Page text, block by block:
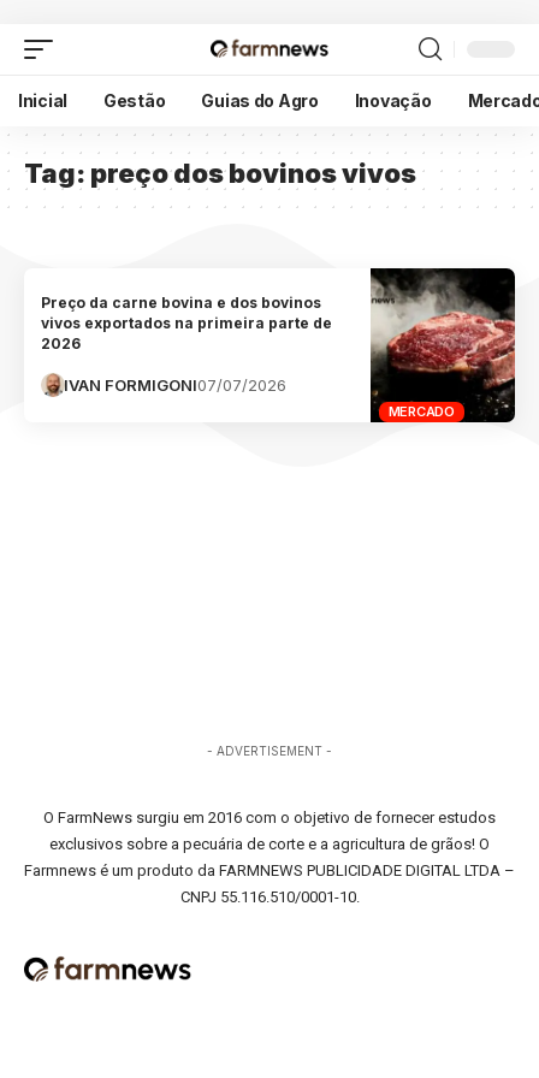
Inicial Gestão Guias do Agro Inovação
Tag: preço dos bovinos vivos
MERCADO
Preço da carne bovina e dos bovinos
vivos exportados na primeira parte de
2026
IVAN FORMIGONI07/07/2026
- ADVERTISEMENT -
O FarmNews surgiu em 2016 com o objetivo de fornecer estudos
exclusivos sobre a pecuária de corte e a agricultura de grãos! O
Farmnews é um produto da FARMNEWS PUBLICIDADE DIGITAL LTDA –
CNPJ 55.116.510/0001-10.